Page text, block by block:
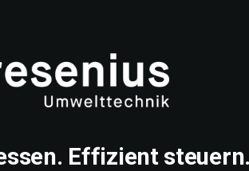
Effizient steuern.